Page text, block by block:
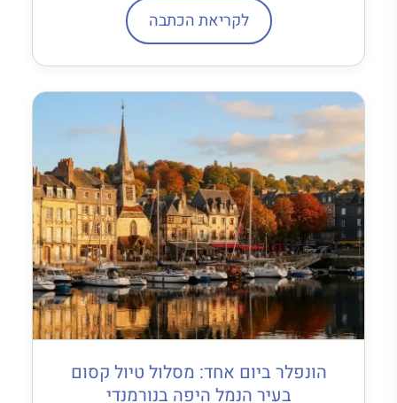
לקריאת הכתבה
הונפלר ביום אחד: מסלול טיול קסום
בעיר הנמל היפה בנורמנדי